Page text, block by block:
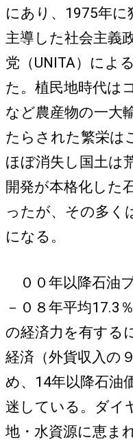
にあり、1975年に
主導した社会主義
党（UNITA）によ
た。植民地時代は
など農産物の一大
たらされた繁栄は
ほぼ消失し国土は
開発が本格化した
ったが、その多く
になる。
００年以降石油
－０８年平均17.3
の経済力を有する
経済（外貨収入の
め、14年以降石油
迷している。ダイ
地・水資源に恵ま